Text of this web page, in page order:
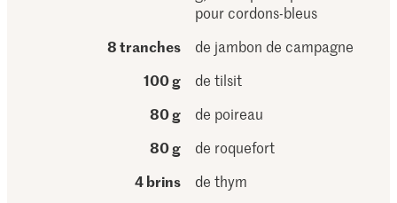
pour cordons-bleus
8 tranches
de jambon de campagne
100 g
de tilsit
80 g
de poireau
80 g
de roquefort
4 brins
de thym